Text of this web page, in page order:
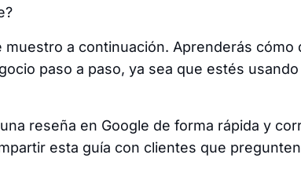
a continuación. Aprenderás cómo
paso a paso, ya sea que estés
reseña en Google de forma rápida y
esta guía con clientes que